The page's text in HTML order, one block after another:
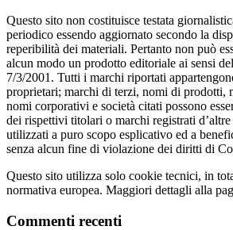
Questo sito non costituisce testata
periodico essendo aggiornato secondo la
reperibilità dei materiali. Pertanto non può
alcun modo un prodotto editoriale ai sensi
7/3/2001. Tutti i marchi riportati
proprietari; marchi di terzi, nomi di prodotti,
nomi corporativi e società citati possono
dei rispettivi titolari o marchi registrati d’altre
utilizzati a puro scopo esplicativo ed a
senza alcun fine di violazione dei diritti di
Questo sito utilizza solo cookie tecnici, in
normativa europea. Maggiori dettagli alla
Commenti recenti